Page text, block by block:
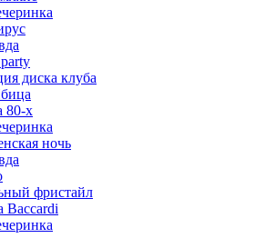
диска клуба
80-х
ночь
фристайл
Baccardi